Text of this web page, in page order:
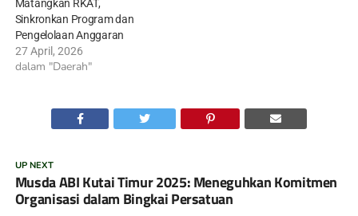
Matangkan RKAT,
Sinkronkan Program dan
Pengelolaan Anggaran
27 April, 2026
dalam "Daerah"
UP NEXT
Musda ABI Kutai Timur 2025: Meneguhkan Komitmen
Organisasi dalam Bingkai Persatuan